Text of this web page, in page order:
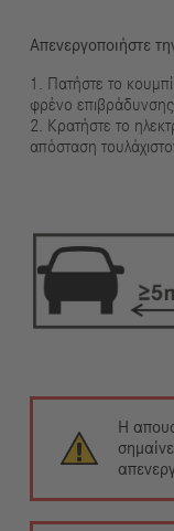
Απενεργοποιήστε
1. Πατήστε το
φρένο επιβράδυνσης.
2. Κρατήστε το
απόσταση
Η